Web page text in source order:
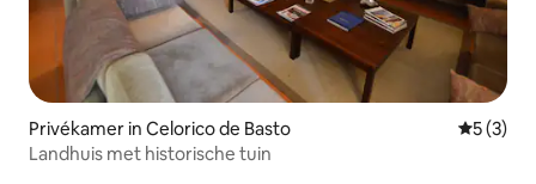
Privékamer in Celorico de Basto
5 (3)
Landhuis met historische tuin